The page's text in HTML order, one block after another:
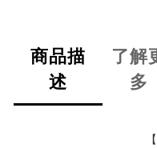
商品描
述
了解
多